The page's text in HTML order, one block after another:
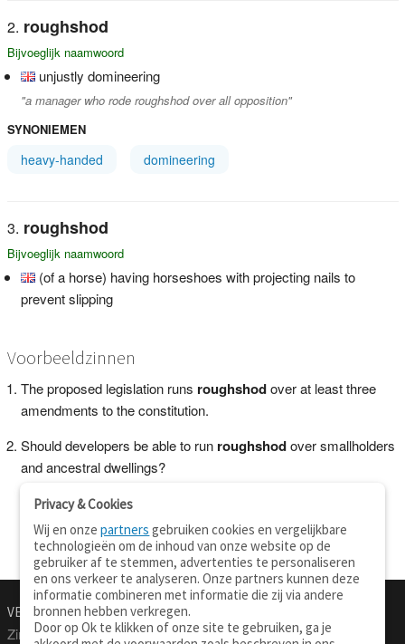
roughshod
Bijvoeglijk naamwoord
unjustly domineering
"a manager who rode roughshod over all opposition"
SYNONIEMEN
heavy-handed domineering
roughshod
Bijvoeglijk naamwoord
(of a horse) having horseshoes with projecting nails to
prevent slipping
Voorbeeldzinnen
The proposed legislation runs roughshodover at least three
amendments to the constitution.
Should developers be able to run roughshodover smallholders
and ancestral dwellings?
VERTALEN.NU
Zinnen vertalen Over deze site
Privacy & Cookies
Wij en onzepartners gebruiken cookies en vergelijkbare
technologieën om de inhoud van onze website op de
gebruiker af te stemmen, advertenties te personaliseren
en ons verkeer te analyseren. Onze partners kunnen deze
informatie combineren met informatie die zij via andere
bronnen hebben verkregen.
Door op Ok te klikken of onze site te gebruiken, ga je